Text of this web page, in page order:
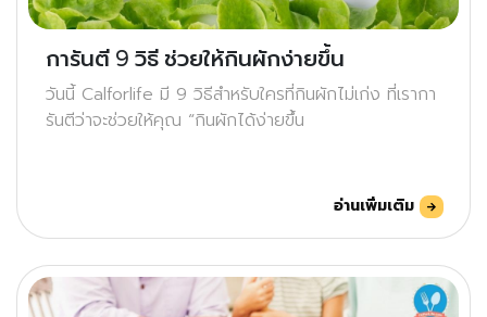
การันตี 9 วิธี ช่วยให้กินผักง่ายขึ้น
วันนี้ Calforlife มี 9 วิธีสำหรับใครที่กินผักไม่เก่ง ที่เรากา
รันตีว่าจะช่วยให้คุณ “กินผักได้ง่ายขึ้น
อ่านเพิ่มเติม